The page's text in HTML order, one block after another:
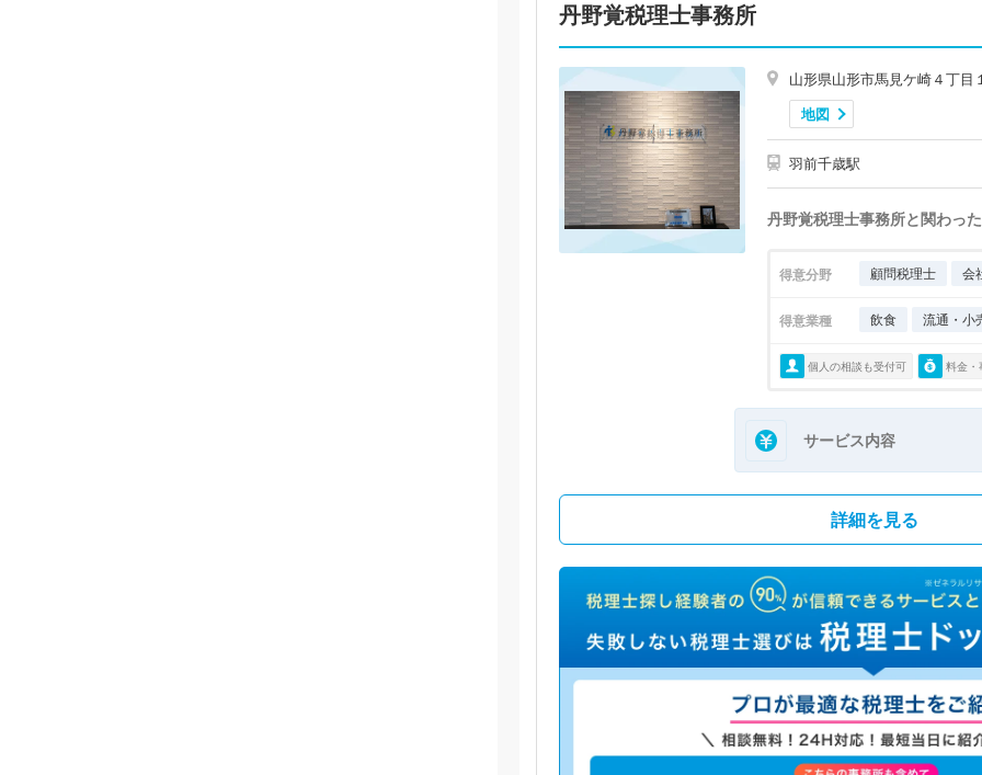
丹野覚税理士事務所
山形県山形市馬見ケ崎４丁目
地図
羽前千歳駅
丹野覚税理士事務所と関わっ
得意分野 顧問税理士 会
得意業種 飲食 流通・小
個人の相談も受付可 料金・
サービス内容
詳細を見る